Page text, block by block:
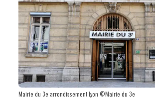
Mairie du 3e arrondissement Lyon ©Mairie du 3e